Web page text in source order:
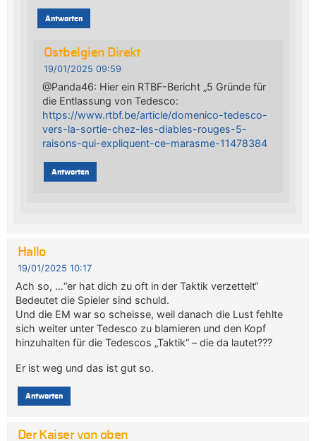
Antworten
Ostbelgien Direkt
19/01/2025 09:59
@Panda46: Hier ein RTBF-Bericht „5 Gründe für
die Entlassung von Tedesco:
https://www.rtbf.be/article/domenico-tedesco-
vers-la-sortie-chez-les-diables-rouges-5-
raisons-qui-expliquent-ce-marasme-11478384
Antworten
Hallo
19/01/2025 10:17
Ach so, …“er hat dich zu oft in der Taktik verzettelt“
Bedeutet die Spieler sind schuld.
Und die EM war so scheisse, weil danach die Lust fehlte
sich weiter unter Tedesco zu blamieren und den Kopf
hinzuhalten für die Tedescos „Taktik“ – die da lautet???
Er ist weg und das ist gut so.
Antworten
Der Kaiser von oben